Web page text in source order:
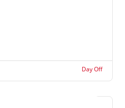
Day Off